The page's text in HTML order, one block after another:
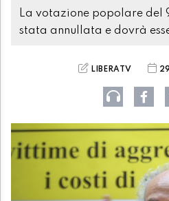
La votazione popolare del
stata annullata e dovrà
LIBERATV